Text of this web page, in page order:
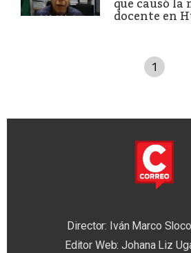
que causó la
docente en
1
Director: Iván Marco
Editor Web: Johana Liz